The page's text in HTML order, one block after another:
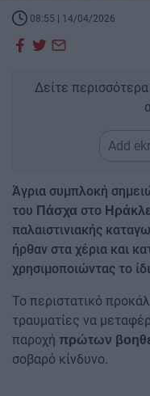
08:55 | 14/04/2026
Δείτε
Add
Άγρια συμπλοκή
του Πάσχα στο
παλαιστινιακής
ήρθαν στα χέρια και
χρησιμοποιώντας το
Το περιστατικό
τραυματίες να
παροχή πρώτων
σοβαρό κίνδυνο.